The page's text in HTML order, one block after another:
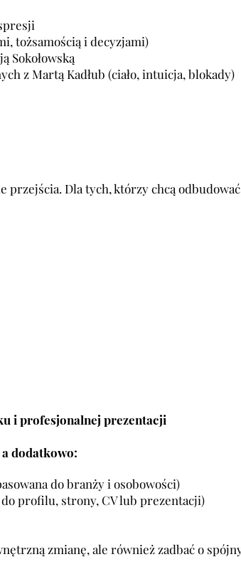
tożsamością i decyzjami)
Sokołowską
z Martą Kadłub (ciało, intuicja, blokady)
przejścia. Dla tych, którzy chcą
i profesjonalnej prezentacji
dodatkowo:
do branży i osobowości)
profilu, strony, CV lub prezentacji)
zmianę, ale również zadbać o